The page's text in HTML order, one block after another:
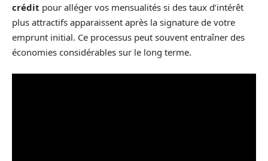
crédit pour alléger vos mensualités si des taux d’intérêt
plus attractifs apparaissent après la signature de votre
emprunt initial. Ce processus peut souvent entraîner des
économies considérables sur le long terme.